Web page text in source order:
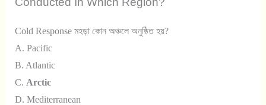
Cold Response মহড়া কোন অঞ্চলে অনুষ্ঠিত হয়?
A. Pacific
B. Atlantic
C. Arctic
D. Mediterranean